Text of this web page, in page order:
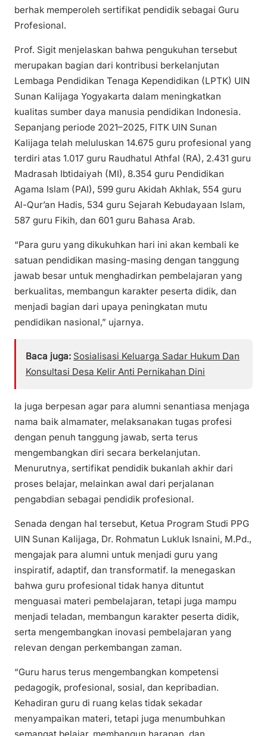
berhak memperoleh sertifikat pendidik sebagai Guru
Profesional.
Prof. Sigit menjelaskan bahwa pengukuhan tersebut
merupakan bagian dari kontribusi berkelanjutan
Lembaga Pendidikan Tenaga Kependidikan (LPTK) UIN
Sunan Kalijaga Yogyakarta dalam meningkatkan
kualitas sumber daya manusia pendidikan Indonesia.
Sepanjang periode 2021–2025, FITK UIN Sunan
Kalijaga telah meluluskan 14.675 guru profesional yang
terdiri atas 1.017 guru Raudhatul Athfal (RA), 2.431 guru
Madrasah Ibtidaiyah (MI), 8.354 guru Pendidikan
Agama Islam (PAI), 599 guru Akidah Akhlak, 554 guru
Al-Qur’an Hadis, 534 guru Sejarah Kebudayaan Islam,
587 guru Fikih, dan 601 guru Bahasa Arab.
“Para guru yang dikukuhkan hari ini akan kembali ke
satuan pendidikan masing-masing dengan tanggung
jawab besar untuk menghadirkan pembelajaran yang
berkualitas, membangun karakter peserta didik, dan
menjadi bagian dari upaya peningkatan mutu
pendidikan nasional,” ujarnya.
Baca juga: Sosialisasi Keluarga Sadar Hukum Dan
Konsultasi Desa Kelir Anti Pernikahan Dini
Ia juga berpesan agar para alumni senantiasa menjaga
nama baik almamater, melaksanakan tugas profesi
dengan penuh tanggung jawab, serta terus
mengembangkan diri secara berkelanjutan.
Menurutnya, sertifikat pendidik bukanlah akhir dari
proses belajar, melainkan awal dari perjalanan
pengabdian sebagai pendidik profesional.
Senada dengan hal tersebut, Ketua Program Studi PPG
UIN Sunan Kalijaga, Dr. Rohmatun Lukluk Isnaini, M.Pd.,
mengajak para alumni untuk menjadi guru yang
inspiratif, adaptif, dan transformatif. Ia menegaskan
bahwa guru profesional tidak hanya dituntut
menguasai materi pembelajaran, tetapi juga mampu
menjadi teladan, membangun karakter peserta didik,
serta mengembangkan inovasi pembelajaran yang
relevan dengan perkembangan zaman.
“Guru harus terus mengembangkan kompetensi
pedagogik, profesional, sosial, dan kepribadian.
Kehadiran guru di ruang kelas tidak sekadar
menyampaikan materi, tetapi juga menumbuhkan